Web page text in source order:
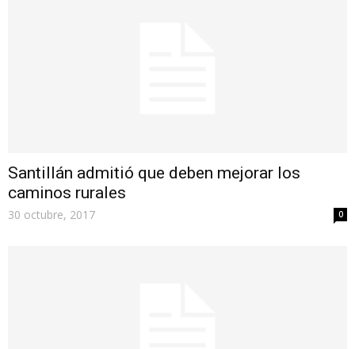
Santillán admitió que deben mejorar los
caminos rurales
30 octubre, 2017 0